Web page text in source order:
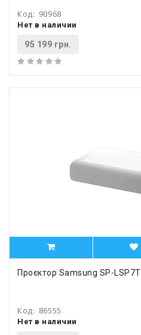
Код: 90968
Нет в наличии
95 199 грн.
Проєктор Samsung SP-LSP7T
Код: 86555
Нет в наличии